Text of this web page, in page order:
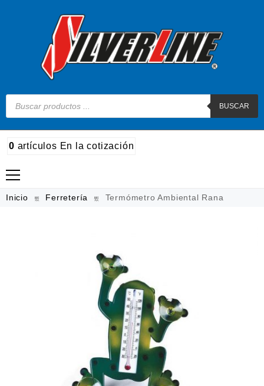
BUSCAR
0 artículos En la cotización
Madera
Línea de productos Virutex
Inicio Ferretería Termómetro Ambiental Rana